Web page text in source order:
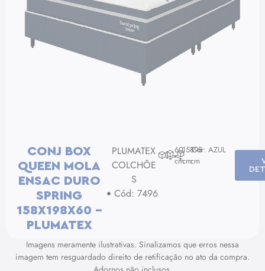
CONJ BOX
QUEEN MOLA
ENSAC DURO
SPRING
158X198X60 –
PLUMATEX
PLUMATEX
COLCHÕE
S
Cód: 7496
60
cm
158
cm
198
cm
Cor: AZUL
Imagens meramente ilustrativas. Sinalizamos que erros nessa
imagem tem resguardado direito de retificação no ato da compra.